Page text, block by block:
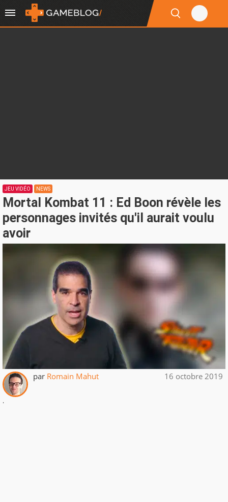
JEU VIDÉO NEWS
Mortal Kombat 11 : Ed Boon révèle les
personnages invités qu'il aurait voulu
avoir
par Romain Mahut 16 octobre 2019
.